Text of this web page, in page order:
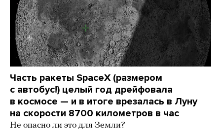
Часть ракеты SpaceX (размером
с автобус!) целый год дрейфовала
в космосе — и в итоге врезалась в Луну
на скорости 8700 километров в час
Не опасно ли это для Земли?